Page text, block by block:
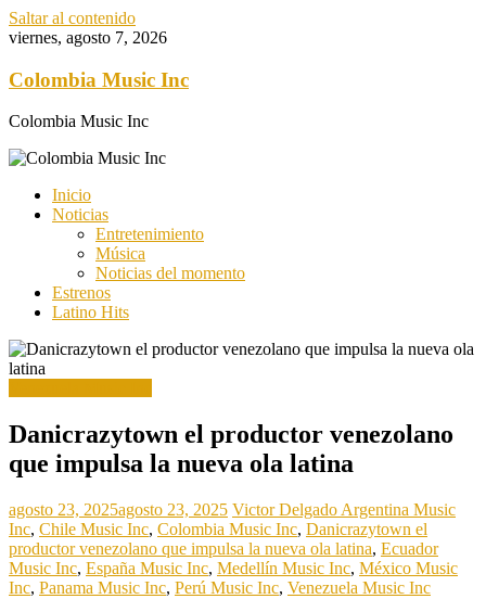
Saltar al contenido
viernes, agosto 7, 2026
Colombia Music Inc
Colombia Music Inc
Inicio
Noticias
Entretenimiento
Música
Noticias del momento
Estrenos
Latino Hits
Danicrazytown el productor venezolano
que impulsa la nueva ola latina
agosto 23, 2025agosto 23, 2025 Victor Delgado Argentina Music
Inc, Chile Music Inc, Colombia Music Inc, Danicrazytown el
productor venezolano que impulsa la nueva ola latina, Ecuador
Music Inc, España Music Inc, Medellín Music Inc, México Music
Inc, Panama Music Inc, Perú Music Inc, Venezuela Music Inc